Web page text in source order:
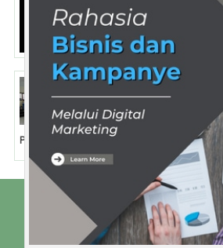
Tips Sukses
yang
Boarding School
Pendidikan
Beranda
Disclaimer